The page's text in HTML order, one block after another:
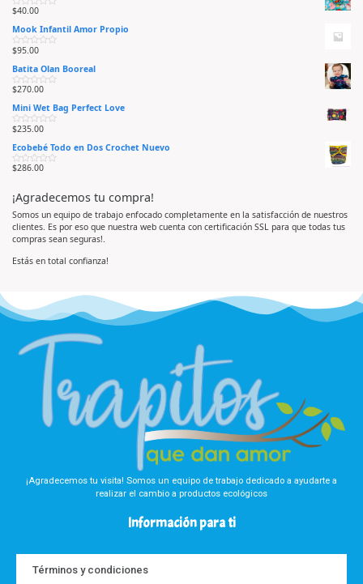
V
l
o
r
a
o
e
n
0
e
5
$40.00
Mook Infantil Amor Propio
V
l
o
r
a
o
e
n
0
e
5
$95.00
Batita Olan Booreal
V
l
o
r
a
o
e
n
0
5
$270.00
Mini Wet Bag Perfect Love
V
l
o
r
a
e
n
0
d
e
5
$235.00
Ecobebé Todo en Dos Crochet Nuevo
V
o
r
a
d
o
n
d
$286.00
¡Agradecemos tu compra!
Somos un equipo de trabajo enfocado completamente en la satisfacción de nuestros
clientes. Es por eso que nuestra web cuenta con certificación SSL para que todas tus
compras sean seguras!.
Estás en total confianza!
¡Agradecemos tu visita! Somos un equipo de trabajo dedicado a ayudarte a
realizar el cambio a productos ecológicos
Información para ti
Términos y condiciones